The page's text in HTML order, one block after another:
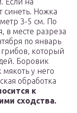
синеть. Ножка
3-5 см. По
в месте разреза
по январь
который
Боровик
у него
обработка
к
сходства.